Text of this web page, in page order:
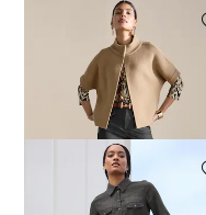
MADELEINE